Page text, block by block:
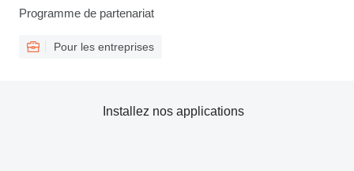
Programme de partenariat
Pour les entreprises
Installez nos applications